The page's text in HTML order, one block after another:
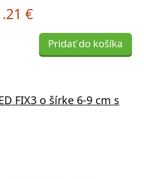
€
Pridať do košíka
FIX3 o šírke 6-9 cm s